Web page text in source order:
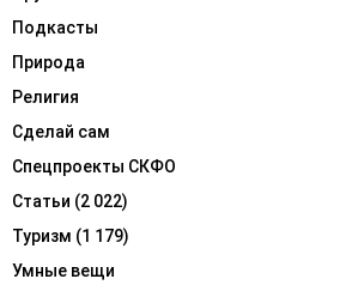
Подкасты
Природа
Религия
Сделай сам
Спецпроекты СКФО
Статьи (2 022)
Туризм (1 179)
Умные вещи